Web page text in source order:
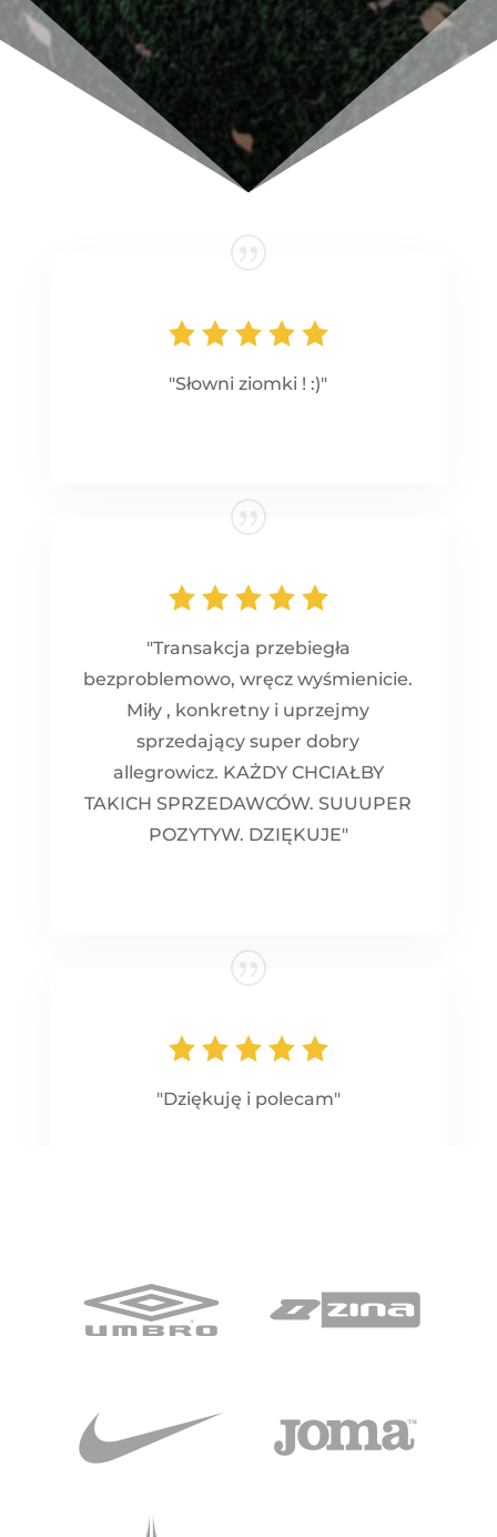
"Słowni ziomki ! :)"
"Transakcja przebiegła
bezproblemowo, wręcz wyśmienicie.
Miły , konkretny i uprzejmy
sprzedający super dobry
allegrowicz. KAŻDY CHCIAŁBY
TAKICH SPRZEDAWCÓW. SUUUPER
POZYTYW. DZIĘKUJE"
"Dziękuję i polecam"